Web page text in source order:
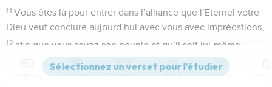
11 Vous êtes là pour entrer dans l’alliance que l’Eternel votre
Dieu veut conclure aujourd’hui avec vous avec imprécations,
12 afin que vous soyez son peuple et qu’il soit lui-même
votre Dieu, comme il vous l’a annoncé et comme il l’a promis
par serment à vos ancêtres Abraham, Isaac et Jacob.
Versions Commentaires Strong